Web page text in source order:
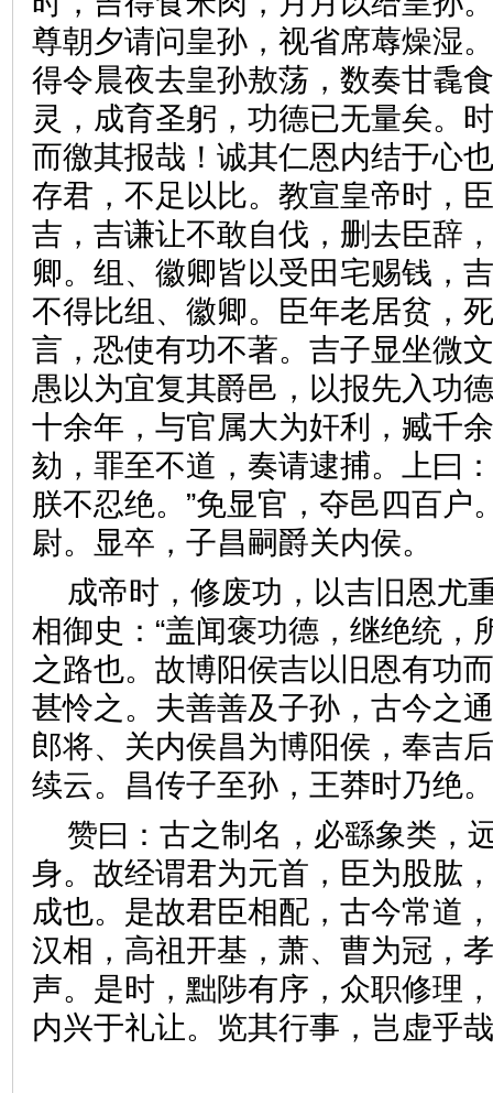
尊朝夕请问皇孙，视省席蓐燥湿
得令晨夜去皇孙敖荡，数奏甘毳
灵，成育圣躬，功德已无量矣。
而徼其报哉！诚其仁恩内结于心
存君，不足以比。教宣皇帝时，
吉，吉谦让不敢自伐，删去臣辞
卿。组、徽卿皆以受田宅赐钱，
不得比组、徽卿。臣年老居贫，
言，恐使有功不著。吉子显坐微
愚以为宜复其爵邑，以报先入功
十余年，与官属大为奸利，臧千
劾，罪至不道，奏请逮捕。上曰
朕不忍绝。”免显官，夺邑四百户
尉。显卒，子昌嗣爵关内侯
成帝时，修废功，以吉旧恩尤
相御史：“盖闻褒功德，继绝统，
之路也。故博阳侯吉以旧恩有功
甚怜之。夫善善及子孙，古今之
郎将、关内侯昌为博阳侯，奉吉
续云。昌传子至孙，王莽时
赞曰：古之制名，必繇象类，
身。故经谓君为元首，臣为股肱
成也。是故君臣相配，古今常道
汉相，高祖开基，萧、曹为冠，
声。是时，黜陟有序，众职修理
内兴于礼让。览其行事，岂虚乎